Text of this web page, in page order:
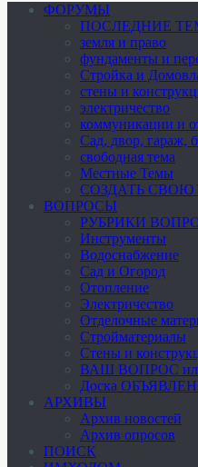
ФОРУМЫ
ПОСЛЕДНИЕ
земля и право
фундаменты и
Стройка и
стены и
электричество
коммуникации и
Cад, двор, гараж,
свободная тема
Местные Темы
СОЗДАТЬ СВОЮ
ВОПРОСЫ
РУБРИКИ
Инструменты
Водоснабжение
Сад и Огород
Отопление
Электричество
Отделочные
Стройматериалы
Стены и
ВАШ ВОПРОС
Доска
АРХИВЫ
Архив новостей
Архив опросов
ПОИСК